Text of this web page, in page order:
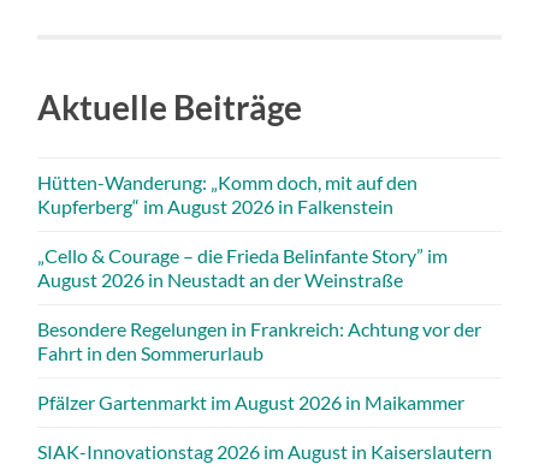
Aktuelle Beiträge
Hütten-Wanderung: „Komm doch, mit auf den
Kupferberg“ im August 2026 in Falkenstein
„Cello & Courage – die Frieda Belinfante Story” im
August 2026 in Neustadt an der Weinstraße
Besondere Regelungen in Frankreich: Achtung vor der
Fahrt in den Sommerurlaub
Pfälzer Gartenmarkt im August 2026 in Maikammer
SIAK-Innovationstag 2026 im August in Kaiserslautern